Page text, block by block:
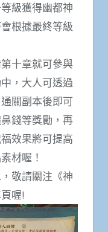
級獲得幽都神
根據最終等級
十章就可參與
，大人可透過
關副本後即可
錢等獎勵，再
效果將可提高
材喔！
敬請關注《神
喔!